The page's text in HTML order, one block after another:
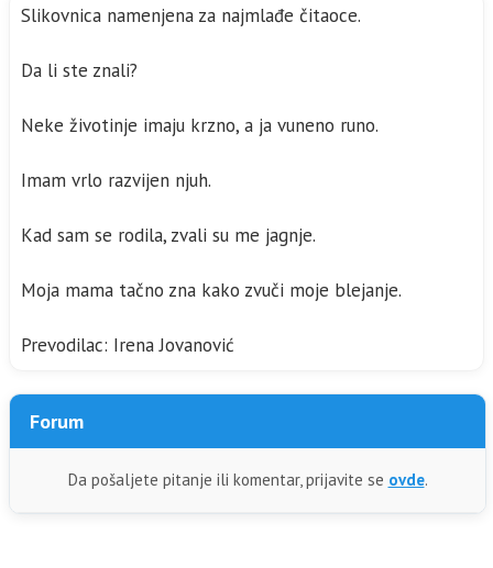
Slikovnica namenjena za najmlađe čitaoce.
Da li ste znali?
Neke životinje imaju krzno, a ja vuneno runo.
Imam vrlo razvijen njuh.
Kad sam se rodila, zvali su me jagnje.
Moja mama tačno zna kako zvuči moje blejanje.
Prevodilac: Irena Jovanović
Forum
Da pošaljete pitanje ili komentar, prijavite se ovde.